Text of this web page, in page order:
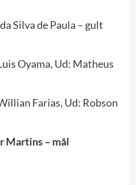
Silva de Paula – gult
Oyama, Ud: Matheus
Farias, Ud: Robson
Martins – mål